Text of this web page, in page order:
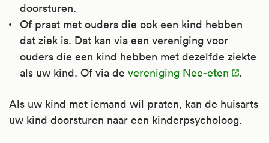
doorsturen.
Of praat met ouders die ook een kind hebben
dat ziek is. Dat kan via een vereniging voor
ouders die een kind hebben met dezelfde ziekte
als uw kind. Of via de vereniging Nee-eten .
Als uw kind met iemand wil praten, kan de huisarts
uw kind doorsturen naar een kinderpsycholoog.